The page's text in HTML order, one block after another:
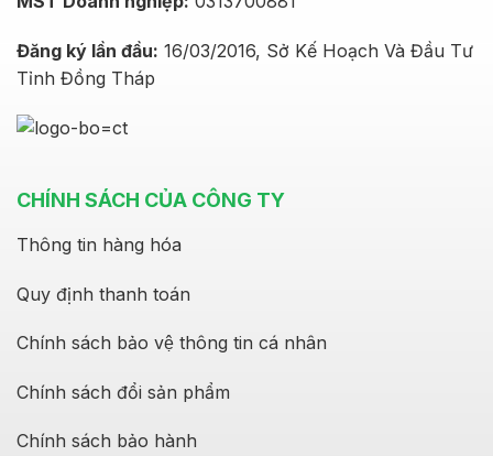
Đăng ký lần đầu: 16/03/2016, Sở Kế Hoạch Và Đầu Tư
Tỉnh Đồng Tháp
CHÍNH SÁCH CỦA CÔNG TY
Thông tin hàng hóa
Quy định thanh toán
Chính sách bảo vệ thông tin cá nhân
Chính sách đổi sản phẩm
Chính sách bảo hành